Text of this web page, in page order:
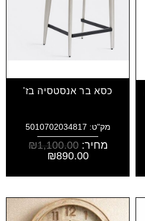
כסא בר אנסטסיה בז'
מק"ט: 5010702034817
מחיר: ₪1,100.00
₪890.00